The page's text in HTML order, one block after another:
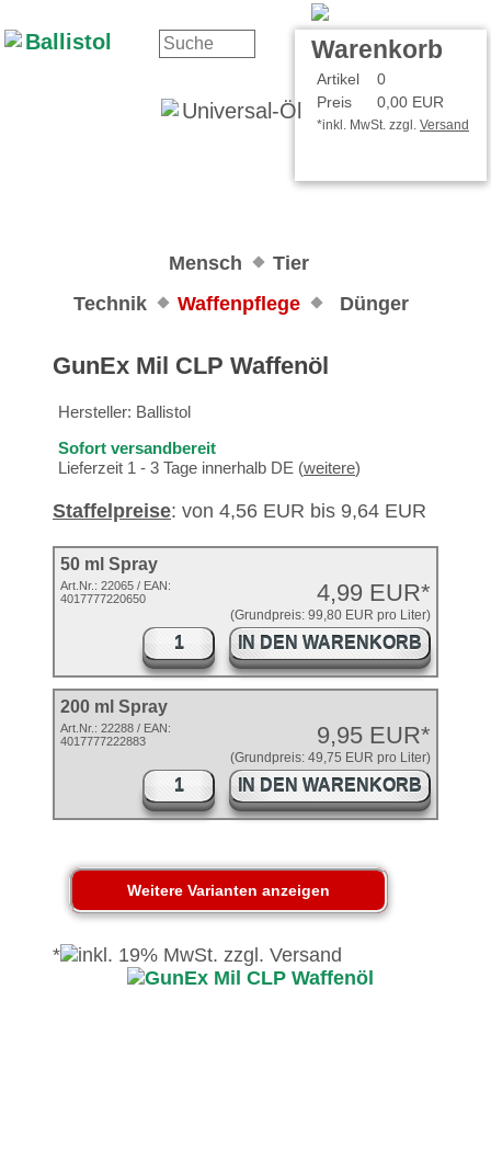
Warenkorb
Artikel
0
Preis
0,00 EUR
*inkl. MwSt. zzgl. Versand
Mensch
Tier
Technik
Waffenpflege Dünger
GunEx Mil CLP Waffenöl
Hersteller: Ballistol
Sofort versandbereit
Lieferzeit 1 - 3 Tage innerhalb DE (weitere)
Staffelpreise: von 4,56 EUR bis 9,64 EUR
50 ml Spray
4,99 EUR*
(Grundpreis: 99,80 EUR pro Liter)
Art.Nr.: 22065 / EAN:
4017777220650
IN DEN WARENKORB
200 ml Spray
9,95 EUR*
(Grundpreis: 49,75 EUR pro Liter)
Art.Nr.: 22288 / EAN:
4017777222883
IN DEN WARENKORB
*